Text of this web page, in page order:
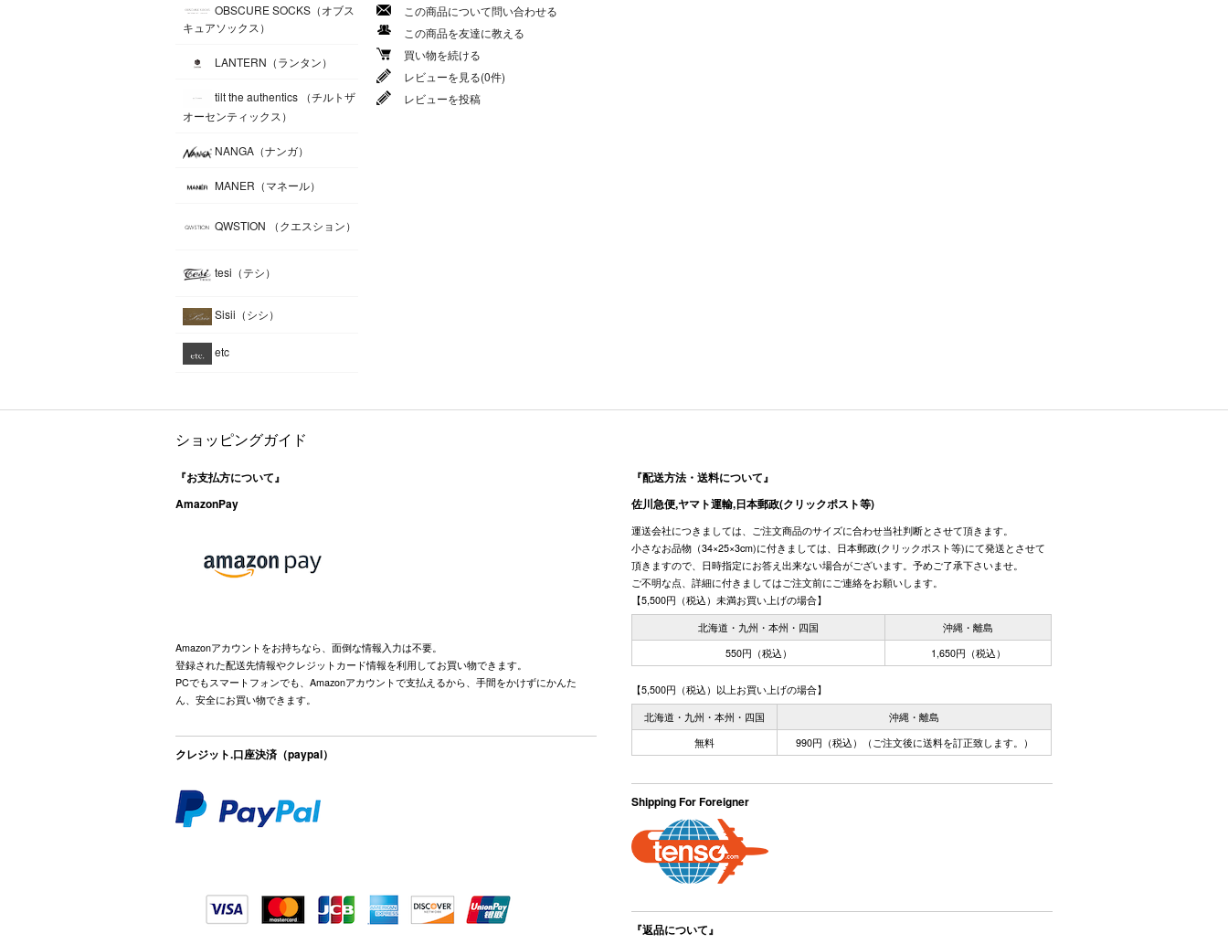
OBSCURE SOCKS（オブス
キュアソックス）
LANTERN（ランタン）
tilt the authentics （チルトザ
オーセンティックス）
NANGA（ナンガ）
MANER（マネール）
QWSTION （クエスション）
tesi（テシ）
Sisii（シシ）
etc
この商品について問い合わせる
この商品を友達に教える
買い物を続ける
レビューを見る(0件)
レビューを投稿
ショッピングガイド
『お支払方について』
AmazonPay
Amazonアカウントをお持ちなら、面倒な情報入力は不要。
登録された配送先情報やクレジットカード情報を利用してお買い物できます。
PCでもスマートフォンでも、Amazonアカウントで支払えるから、手間をかけずにかんた
ん、安全にお買い物できます。
クレジット.口座決済（paypal）
『配送方法・送料について』
佐川急便,ヤマト運輸,日本郵政(クリックポスト等)
運送会社につきましては、ご注文商品のサイズに合わせ当社判断とさせて頂きます。
小さなお品物（34×25×3cm)に付きましては、日本郵政(クリックポスト等)にて発送とさせて
頂きますので、日時指定にお答え出来ない場合がございます。予めご了承下さいませ。
ご不明な点、詳細に付きましてはご注文前にご連絡をお願いします。
【5,500円（税込）未満お買い上げの場合】
北海道・九州・本州・四国
沖縄・離島
550円（税込）
1,650円（税込）
【5,500円（税込）以上お買い上げの場合】
北海道・九州・本州・四国
沖縄・離島
無料
990円（税込）（ご注文後に送料を訂正致します。）
Shipping For Foreigner
『返品について』